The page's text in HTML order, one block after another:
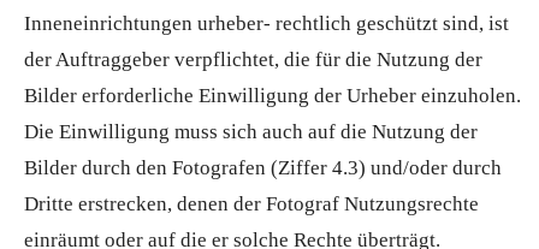
Inneneinrichtungen urheber- rechtlich geschützt sind, ist
der Auftraggeber verpflichtet, die für die Nutzung der
Bilder erforderliche Einwilligung der Urheber einzuholen.
Die Einwilligung muss sich auch auf die Nutzung der
Bilder durch den Fotografen (Ziffer 4.3) und/oder durch
Dritte erstrecken, denen der Fotograf Nutzungsrechte
einräumt oder auf die er solche Rechte überträgt.